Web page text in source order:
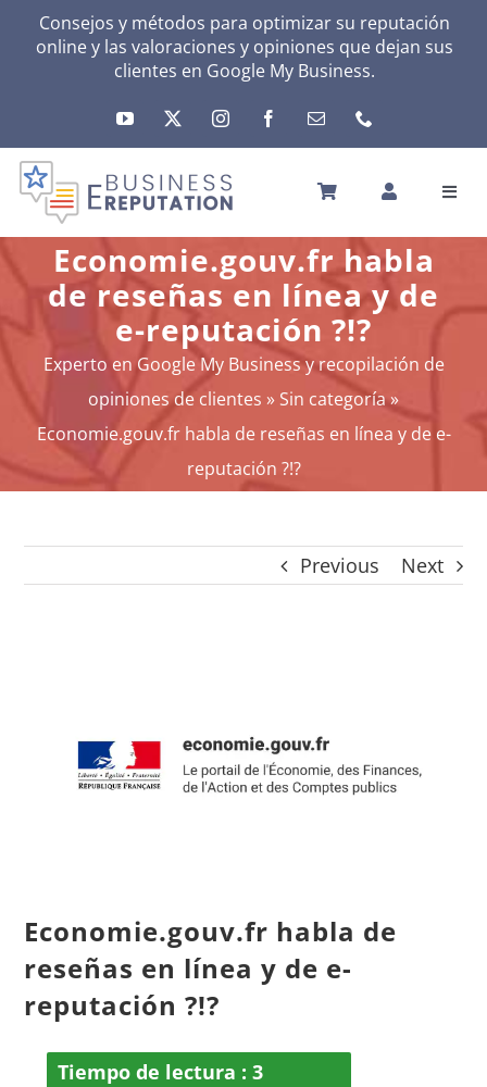
Consejos y métodos para optimizar su reputación
online y las valoraciones y opiniones que dejan sus
clientes en Google My Business.
INICIO
REPUTACIÓN
TU ACTIVIDAD
HERRAMIENTAS
NOTICIAS
SOBRE NOSOTROS
Panier
mon compte
Economie.gouv.fr habla
de reseñas en línea y de
e-reputación ?!?
Experto en Google My Business y recopilación de
opiniones de clientes » Sin categoría»
Economie.gouv.fr habla de reseñas en línea y de e-
reputación ?!?
Previous Next
Image
Economie.gouv.fr habla de
reseñas en línea y de e-
reputación ?!?
Tiempo de lectura : 3